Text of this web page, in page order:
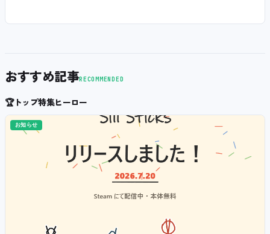
おすすめ記事RECOMMENDED
🏆トップ特集ヒーロー
お知らせ